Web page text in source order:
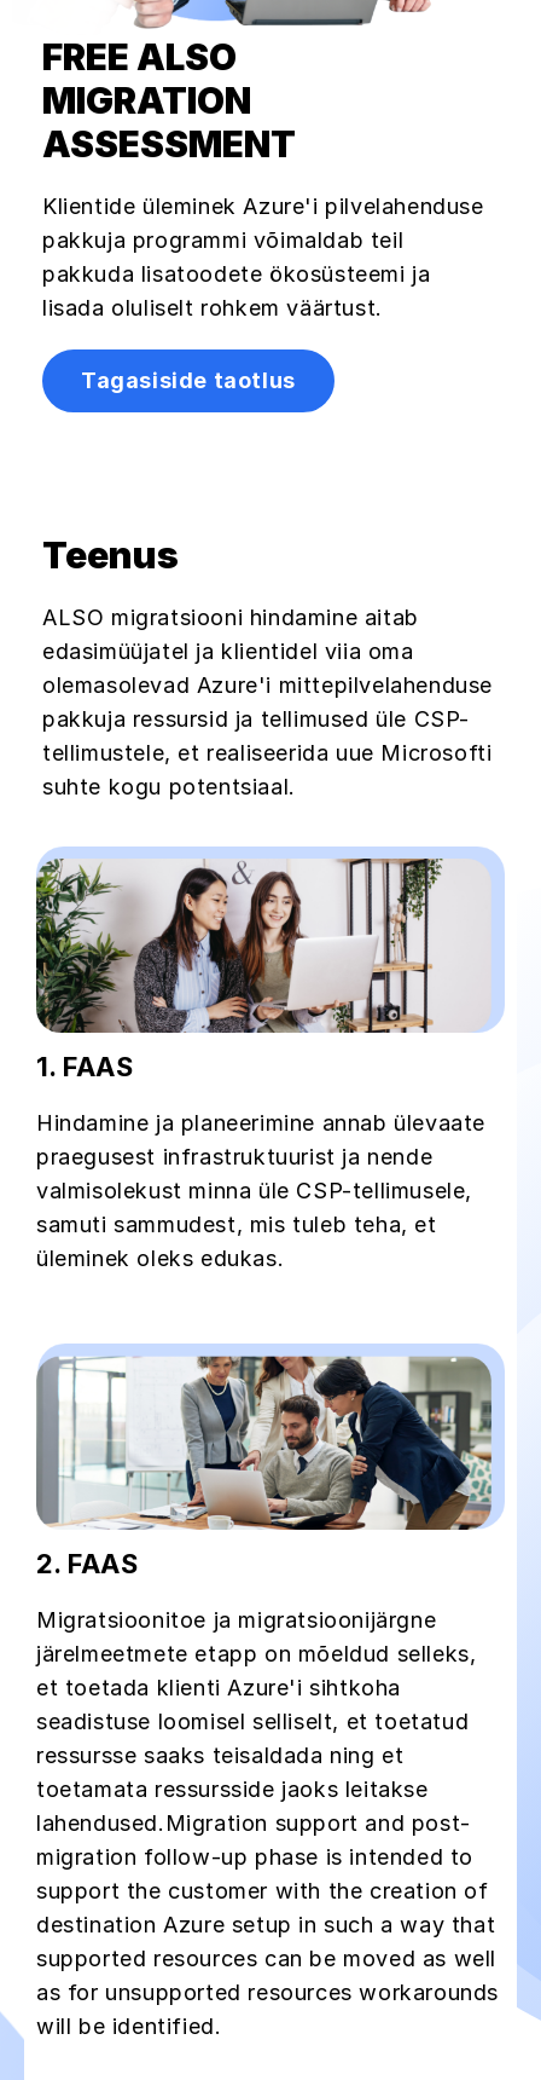
FREE ALSO
MIGRATION
ASSESSMENT
Klientide üleminek Azure'i pilvelahenduse
pakkuja programmi võimaldab teil
pakkuda lisatoodete ökosüsteemi ja
lisada oluliselt rohkem väärtust.
Tagasiside taotlus
Teenus
ALSO migratsiooni hindamine aitab
edasimüüjatel ja klientidel viia oma
olemasolevad Azure'i mittepilvelahenduse
pakkuja ressursid ja tellimused üle CSP-
tellimustele, et realiseerida uue Microsofti
suhte kogu potentsiaal.
1. FAAS
Hindamine ja planeerimine annab ülevaate
praegusest infrastruktuurist ja nende
valmisolekust minna üle CSP-tellimusele,
samuti sammudest, mis tuleb teha, et
üleminek oleks edukas.
2. FAAS
Migratsioonitoe ja migratsioonijärgne
järelmeetmete etapp on mõeldud selleks,
et toetada klienti Azure'i sihtkoha
seadistuse loomisel selliselt, et toetatud
ressursse saaks teisaldada ning et
toetamata ressursside jaoks leitakse
lahendused.Migration support and post-
migration follow-up phase is intended to
support the customer with the creation of
destination Azure setup in such a way that
supported resources can be moved as well
as for unsupported resources workarounds
will be identified.